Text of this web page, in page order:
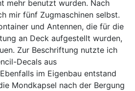
mehr benutzt wurden. Nach
mir fünf Zugmaschinen selbst.
und Antennen, die für die
an Deck aufgestellt wurden,
Zur Beschriftung nutzte ich
Decals aus
im Eigenbau entstand
Mondkapsel nach der Bergung